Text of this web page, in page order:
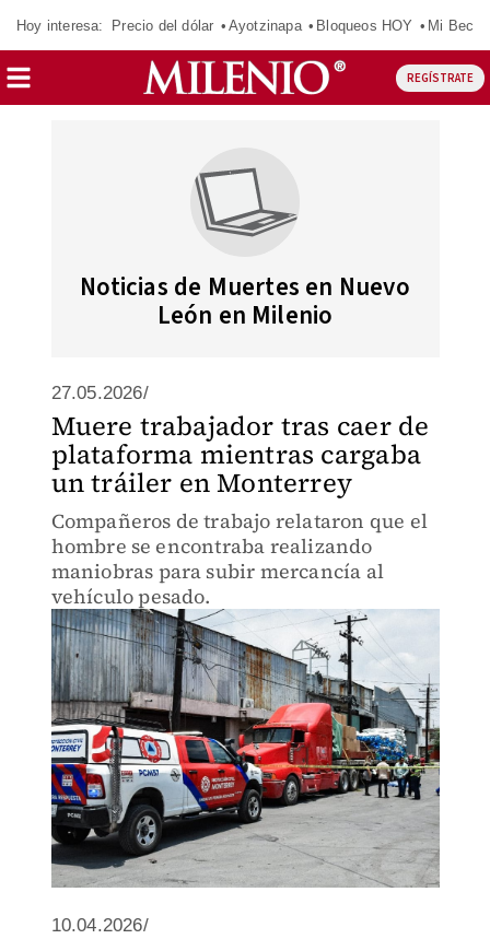
Hoy interesa: Precio del dólar Ayotzinapa Bloqueos HOY Mi Beca
REGÍSTRATE
Noticias de Muertes en Nuevo
León en Milenio
27.05.2026/
Muere trabajador tras caer de
plataforma mientras cargaba
un tráiler en Monterrey
Compañeros de trabajo relataron que el
hombre se encontraba realizando
maniobras para subir mercancía al
vehículo pesado.
10.04.2026/